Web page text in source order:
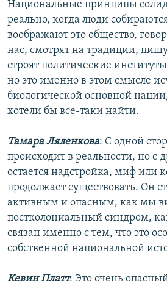
Национальные принципы
реально, когда люди
воображают это общество,
нас, смотрят на традиции,
строят политические
но это именно в этом смысле
биологической основной
хотели бы все-таки найти.
Тамара Ляленкова: С одной
происходит в реальности, но с
остается надстройка, миф или
продолжает существовать. Он
активным и опасным, как мы
постколониальный синдром,
связан именно с тем, что это
собственной национальной